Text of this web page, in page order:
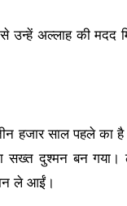
उन्हें अल्लाह की
हजार साल पहले का
दुश्मन बन गया।
ले आईं।